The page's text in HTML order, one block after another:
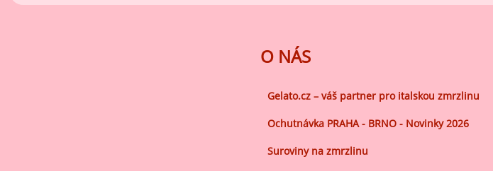
O NÁS
Gelato.cz – váš partner pro italskou zmrzlinu
Ochutnávka PRAHA - BRNO - Novinky 2026
Suroviny na zmrzlinu